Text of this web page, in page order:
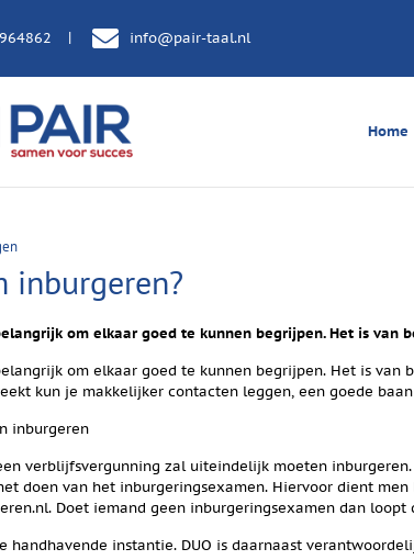
info@pair-taal.nl
Home
inburgeren?
om elkaar goed te kunnen begrijpen. Het is van
om elkaar goed te kunnen begrijpen. Het is van
kun je makkelijker contacten leggen, een goede
inburgeren
verblijfsvergunning zal uiteindelijk moeten
doen van het inburgeringsexamen. Hiervoor dient
Doet iemand geen inburgeringsexamen dan
handhavende instantie. DUO is daarnaast